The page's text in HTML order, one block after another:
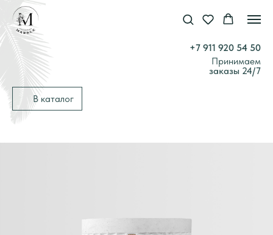
+7 911 920 54 50
Принимаем
заказы 24/7
В каталог